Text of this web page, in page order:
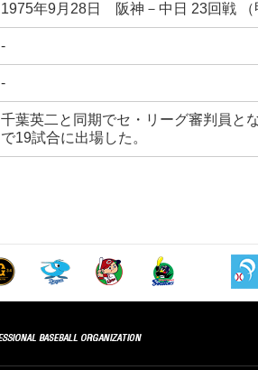
1975年9月28日 阪神－中日 23回戦 （
-
-
千葉英二と同期でセ・リーグ審判員と
で19試合に出場した。